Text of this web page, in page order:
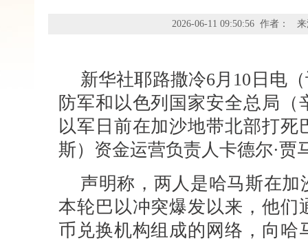
2026-06-11 09:50:56 作者：
新华社耶路撒冷6月10日电
防军和以色列国家安全总局
以军日前在加沙地带北部打
斯）资金运营负责人卡德尔·贾
声明称，两人是哈马斯在
本轮巴以冲突爆发以来，他们
币兑换机构组成的网络，向